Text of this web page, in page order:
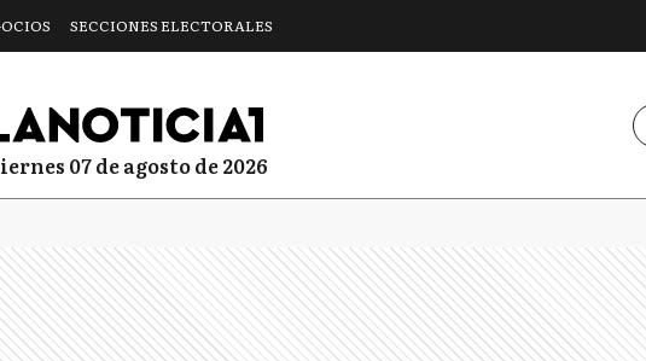
SECCIONES ELECTORALES
viernes 07 de agosto de 2026